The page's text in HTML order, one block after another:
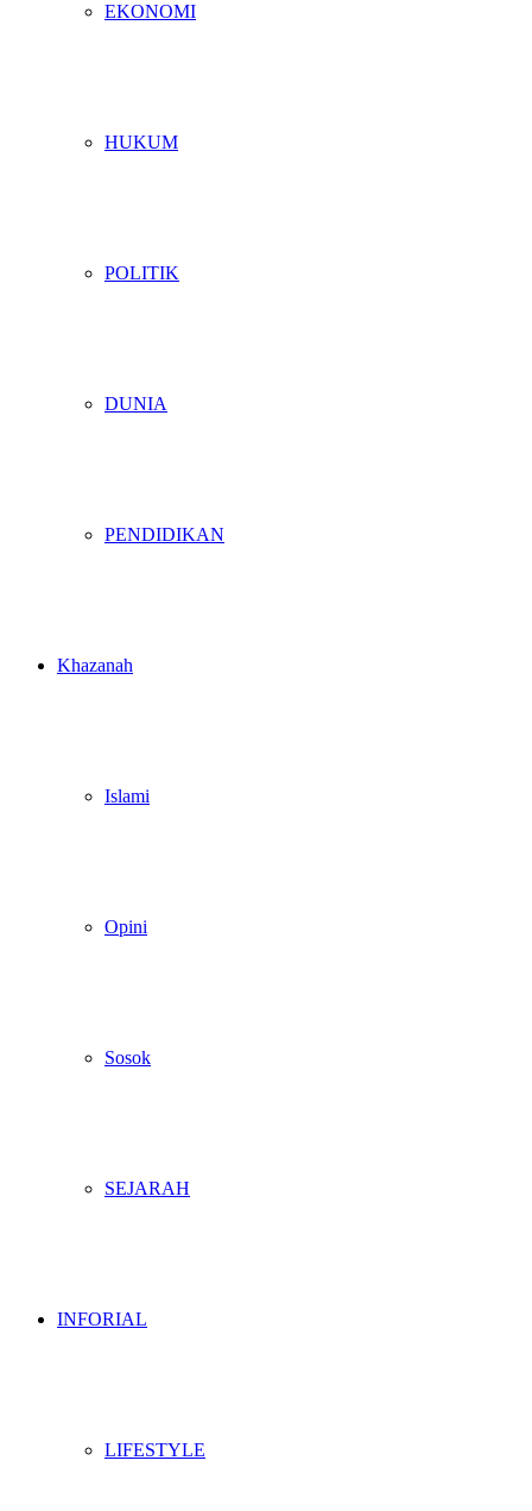
EKONOMI
HUKUM
POLITIK
DUNIA
PENDIDIKAN
Khazanah
Islami
Opini
Sosok
SEJARAH
INFORIAL
LIFESTYLE